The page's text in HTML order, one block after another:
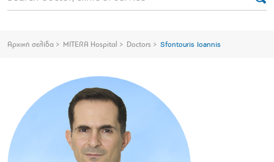
Αρχική σελίδα MITERA Hospital Doctors Sfontouris Ioannis